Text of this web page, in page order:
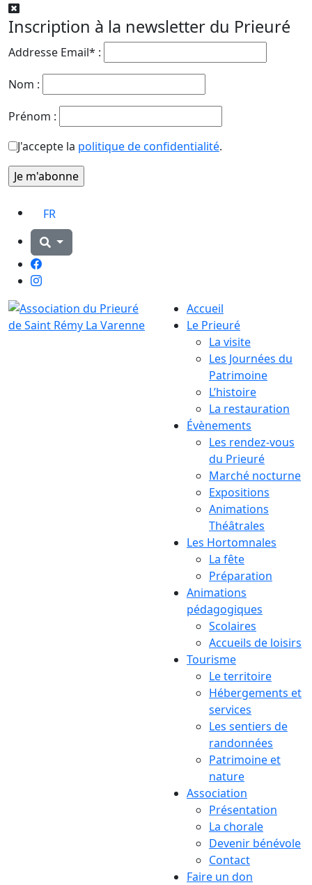
Inscription à la newsletter du Prieuré
Addresse Email* :
Nom :
Prénom :
J'accepte la politique de confidentialité.
FR
Facebook
Instagram
Accueil
Le Prieuré
La visite
Les Journées du
Patrimoine
L’histoire
La restauration
Évènements
Les rendez-vous
du Prieuré
Marché nocturne
Expositions
Animations
Théâtrales
Les Hortomnales
La fête
Préparation
Animations
pédagogiques
Scolaires
Accueils de loisirs
Tourisme
Le territoire
Hébergements et
services
Les sentiers de
randonnées
Patrimoine et
nature
Association
Présentation
La chorale
Devenir bénévole
Contact
Faire un don